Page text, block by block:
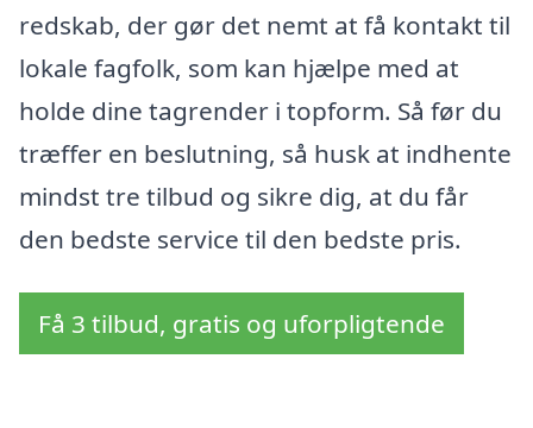
redskab, der gør det nemt at få kontakt til
lokale fagfolk, som kan hjælpe med at
holde dine tagrender i topform. Så før du
træffer en beslutning, så husk at indhente
mindst tre tilbud og sikre dig, at du får
den bedste service til den bedste pris.
Få 3 tilbud, gratis og uforpligtende